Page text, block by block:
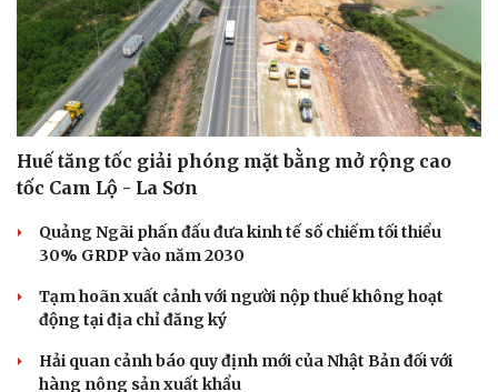
Huế tăng tốc giải phóng mặt bằng mở rộng cao
tốc Cam Lộ - La Sơn
Quảng Ngãi phấn đấu đưa kinh tế số chiếm tối thiểu
30% GRDP vào năm 2030
Tạm hoãn xuất cảnh với người nộp thuế không hoạt
động tại địa chỉ đăng ký
Hải quan cảnh báo quy định mới của Nhật Bản đối với
hàng nông sản xuất khẩu